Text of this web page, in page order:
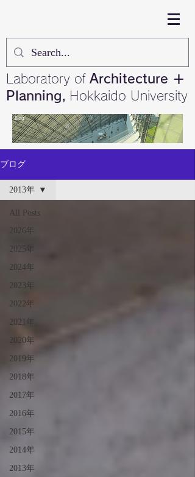
Laboratory of Architecture ＋
Planning, Hokkaido University
ブログ
All Posts
2026年
2025年
2024年
2023年
2022年
2021年
2020年
2019年
2018年
2017年
2016年
2015年
2014年
2013年
2013年